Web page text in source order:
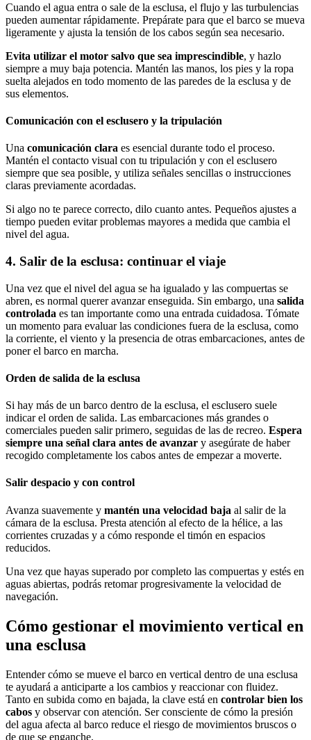
Cuando el agua entra o sale de la esclusa, el flujo y las turbulencias
pueden aumentar rápidamente. Prepárate para que el barco se mueva
ligeramente y ajusta la tensión de los cabos según sea necesario.
Evita utilizar el motor salvo que sea imprescindible, y hazlo
siempre a muy baja potencia. Mantén las manos, los pies y la ropa
suelta alejados en todo momento de las paredes de la esclusa y de
sus elementos.
Comunicación con el esclusero y la tripulación
Una comunicación clara es esencial durante todo el proceso.
Mantén el contacto visual con tu tripulación y con el esclusero
siempre que sea posible, y utiliza señales sencillas o instrucciones
claras previamente acordadas.
Si algo no te parece correcto, dilo cuanto antes. Pequeños ajustes a
tiempo pueden evitar problemas mayores a medida que cambia el
nivel del agua.
4. Salir de la esclusa: continuar el viaje
Una vez que el nivel del agua se ha igualado y las compuertas se
abren, es normal querer avanzar enseguida. Sin embargo, una salida
controlada es tan importante como una entrada cuidadosa. Tómate
un momento para evaluar las condiciones fuera de la esclusa, como
la corriente, el viento y la presencia de otras embarcaciones, antes de
poner el barco en marcha.
Orden de salida de la esclusa
Si hay más de un barco dentro de la esclusa, el esclusero suele
indicar el orden de salida. Las embarcaciones más grandes o
comerciales pueden salir primero, seguidas de las de recreo. Espera
siempre una señal clara antes de avanzar y asegúrate de haber
recogido completamente los cabos antes de empezar a moverte.
Salir despacio y con control
Avanza suavemente y mantén una velocidad baja al salir de la
cámara de la esclusa. Presta atención al efecto de la hélice, a las
corrientes cruzadas y a cómo responde el timón en espacios
reducidos.
Una vez que hayas superado por completo las compuertas y estés en
aguas abiertas, podrás retomar progresivamente la velocidad de
navegación.
Cómo gestionar el movimiento vertical en
una esclusa
Entender cómo se mueve el barco en vertical dentro de una esclusa
te ayudará a anticiparte a los cambios y reaccionar con fluidez.
Tanto en subida como en bajada, la clave está en controlar bien los
cabos y observar con atención. Ser consciente de cómo la presión
del agua afecta al barco reduce el riesgo de movimientos bruscos o
de que se enganche.